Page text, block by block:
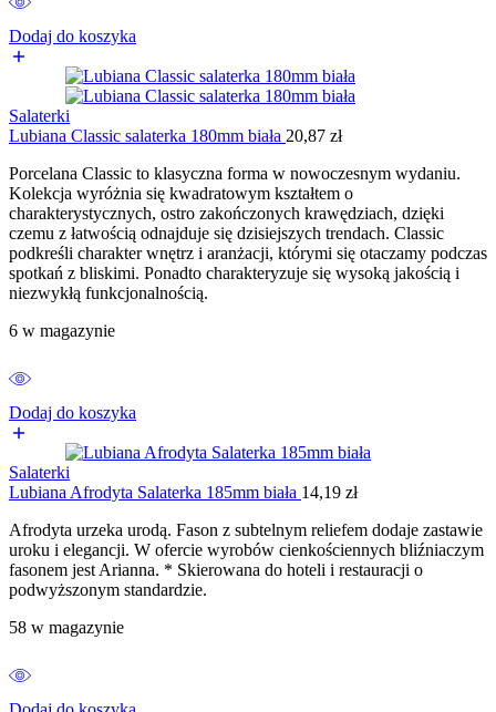
Dodaj do koszyka
Salaterki
Lubiana Classic salaterka 180mm biała 20,87 zł
Porcelana Classic to klasyczna forma w nowoczesnym wydaniu.
Kolekcja wyróżnia się kwadratowym kształtem o
charakterystycznych, ostro zakończonych krawędziach, dzięki
czemu z łatwością odnajduje się dzisiejszych trendach. Classic
podkreśli charakter wnętrz i aranżacji, którymi się otaczamy podczas
spotkań z bliskimi. Ponadto charakteryzuje się wysoką jakością i
niezwykłą funkcjonalnością.
6 w magazynie
Dodaj do koszyka
Salaterki
Lubiana Afrodyta Salaterka 185mm biała 14,19 zł
Afrodyta urzeka urodą. Fason z subtelnym reliefem dodaje zastawie
uroku i elegancji. W ofercie wyrobów cienkościennych bliźniaczym
fasonem jest Arianna. * Skierowana do hoteli i restauracji o
podwyższonym standardzie.
58 w magazynie